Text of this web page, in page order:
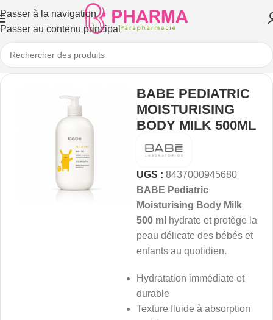
Passer à la navigation
Passer au contenu principal
BABE PEDIATRIC
MOISTURISING
BODY MILK 500ML
UGS : 8437000945680
BABE Pediatric
Moisturising Body Milk
500 ml hydrate et protège la
peau délicate des bébés et
enfants au quotidien.
Hydratation immédiate et
durable
Texture fluide à absorption